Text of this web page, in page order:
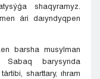
shaqyramyz.
ári daıyndyqpen
barsha musylman
Sabaq barysynda
sharttary, ıhram